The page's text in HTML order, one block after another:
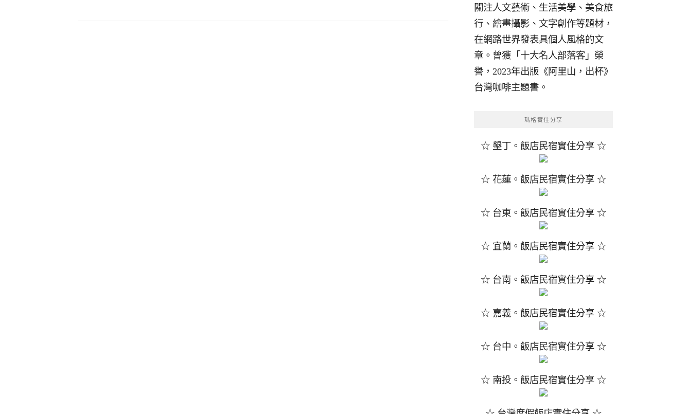
關注人文藝術、生活美學、美食旅
行、繪畫攝影、文字創作等題材，
在網路世界發表具個人風格的文
章。曾獲「十大名人部落客」榮
譽，2023年出版《阿里山，出杯》
台灣咖啡主題書。
瑪格實住分享
☆ 墾丁。飯店民宿實住分享 ☆
☆ 花蓮。飯店民宿實住分享 ☆
☆ 台東。飯店民宿實住分享 ☆
☆ 宜蘭。飯店民宿實住分享 ☆
☆ 台南。飯店民宿實住分享 ☆
☆ 嘉義。飯店民宿實住分享 ☆
☆ 台中。飯店民宿實住分享 ☆
☆ 南投。飯店民宿實住分享 ☆